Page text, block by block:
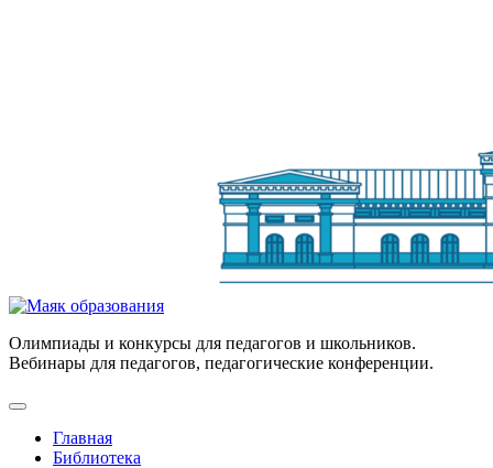
Олимпиады и конкурсы для педагогов и школьников.
Вебинары для педагогов, педагогические конференции.
Главная
Библиотека